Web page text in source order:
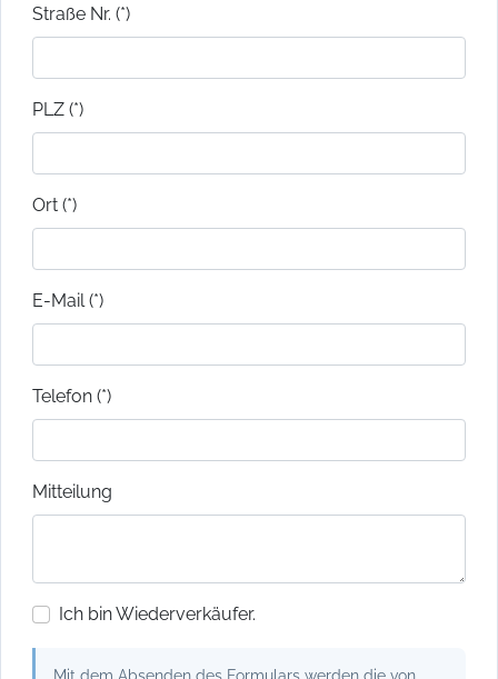
Straße Nr. (*)
PLZ (*)
Ort (*)
E-Mail (*)
Telefon (*)
Mitteilung
Ich bin Wiederverkäufer.